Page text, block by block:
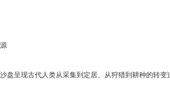
盘呈现古代人类从采集到定居、从狩猎到耕种的转变